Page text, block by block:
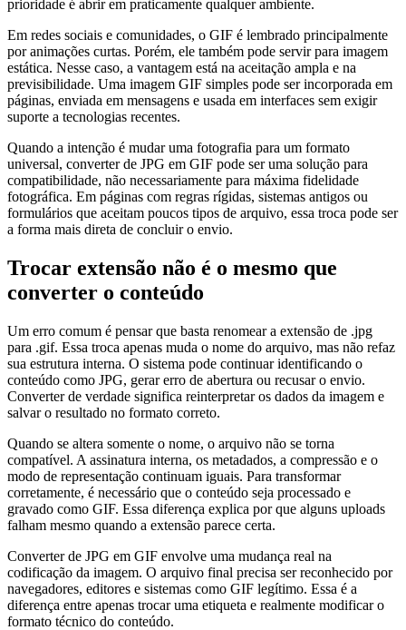
prioridade é abrir em praticamente qualquer ambiente.
Em redes sociais e comunidades, o GIF é lembrado principalmente
por animações curtas. Porém, ele também pode servir para imagem
estática. Nesse caso, a vantagem está na aceitação ampla e na
previsibilidade. Uma imagem GIF simples pode ser incorporada em
páginas, enviada em mensagens e usada em interfaces sem exigir
suporte a tecnologias recentes.
Quando a intenção é mudar uma fotografia para um formato
universal, converter de JPG em GIF pode ser uma solução para
compatibilidade, não necessariamente para máxima fidelidade
fotográfica. Em páginas com regras rígidas, sistemas antigos ou
formulários que aceitam poucos tipos de arquivo, essa troca pode ser
a forma mais direta de concluir o envio.
Trocar extensão não é o mesmo que
converter o conteúdo
Um erro comum é pensar que basta renomear a extensão de .jpg
para .gif. Essa troca apenas muda o nome do arquivo, mas não refaz
sua estrutura interna. O sistema pode continuar identificando o
conteúdo como JPG, gerar erro de abertura ou recusar o envio.
Converter de verdade significa reinterpretar os dados da imagem e
salvar o resultado no formato correto.
Quando se altera somente o nome, o arquivo não se torna
compatível. A assinatura interna, os metadados, a compressão e o
modo de representação continuam iguais. Para transformar
corretamente, é necessário que o conteúdo seja processado e
gravado como GIF. Essa diferença explica por que alguns uploads
falham mesmo quando a extensão parece certa.
Converter de JPG em GIF envolve uma mudança real na
codificação da imagem. O arquivo final precisa ser reconhecido por
navegadores, editores e sistemas como GIF legítimo. Essa é a
diferença entre apenas trocar uma etiqueta e realmente modificar o
formato técnico do conteúdo.